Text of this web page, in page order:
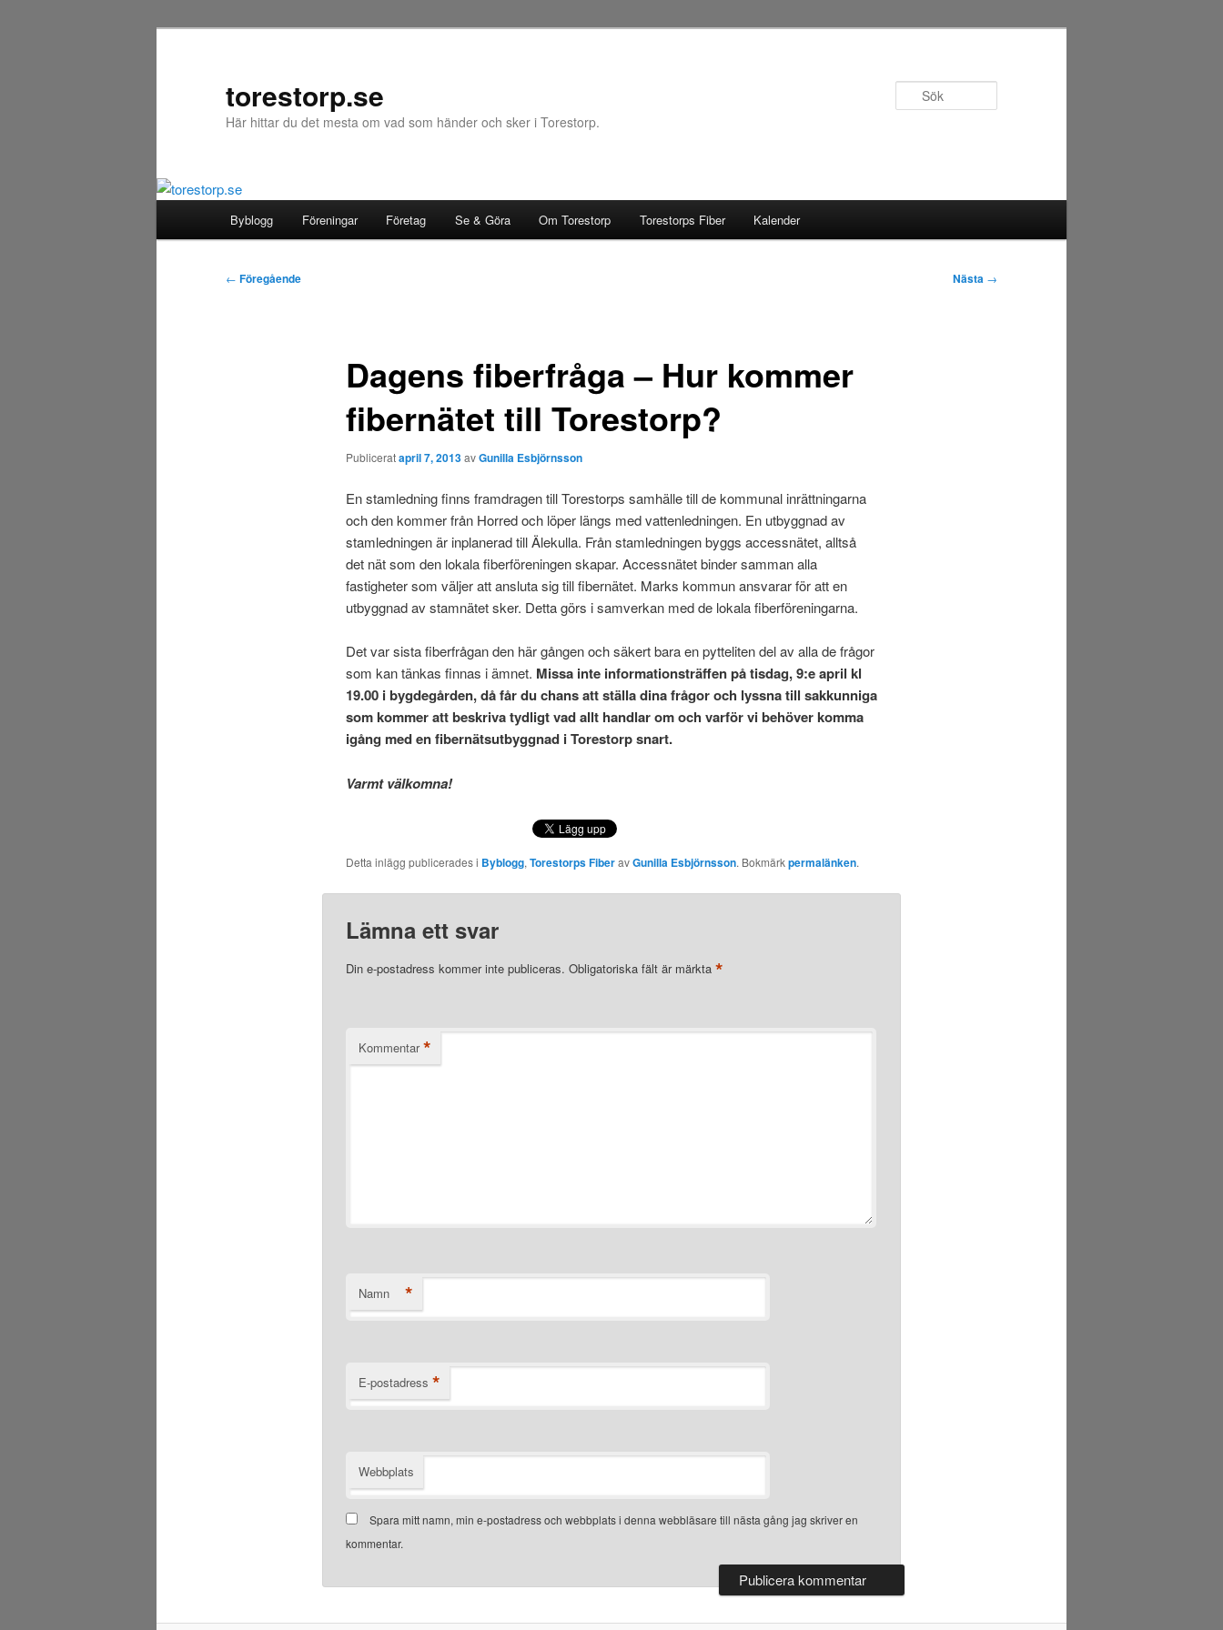
torestorp.se
Här hittar du det mesta om vad som händer och sker i Torestorp.
Byblogg Föreningar Företag Se & Göra Om Torestorp Torestorps Fiber Kalender
Inläggsnavigering
← Föregående Nästa →
Dagens fiberfråga – Hur kommer
fibernätet till Torestorp?
Publiceratapril 7, 2013avGunilla Esbjörnsson
En stamledning finns framdragen till Torestorps samhälle till de kommunal inrättningarna
och den kommer från Horred och löper längs med vattenledningen. En utbyggnad av
stamledningen är inplanerad till Älekulla. Från stamledningen byggs accessnätet, alltså
det nät som den lokala fiberföreningen skapar. Accessnätet binder samman alla
fastigheter som väljer att ansluta sig till fibernätet. Marks kommun ansvarar för att en
utbyggnad av stamnätet sker. Detta görs i samverkan med de lokala fiberföreningarna.
Det var sista fiberfrågan den här gången och säkert bara en pytteliten del av alla de frågor
som kan tänkas finnas i ämnet. Missa inte informationsträffen på tisdag, 9:e april kl
19.00 i bygdegården, då får du chans att ställa dina frågor och lyssna till sakkunniga
som kommer att beskriva tydligt vad allt handlar om och varför vi behöver komma
igång med en fibernätsutbyggnad i Torestorp snart.
Varmt välkomna!
Detta inlägg publicerades i Byblogg, Torestorps FiberavGunilla Esbjörnsson. Bokmärkpermalänken.
Lämna ett svar
Din e-postadress kommer inte publiceras. Obligatoriska fält är märkta *
Kommentar *
Namn *
E-postadress *
Webbplats
Spara mitt namn, min e-postadress och webbplats i denna webbläsare till nästa gång jag skriver en
kommentar.